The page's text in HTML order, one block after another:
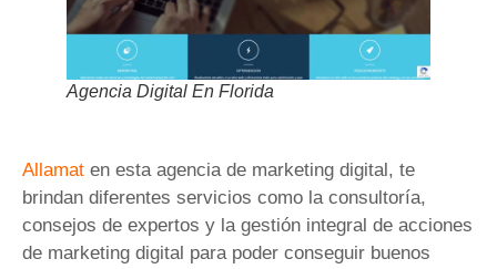
Agencia Digital En Florida
Allamat en esta agencia de marketing digital, te
brindan diferentes servicios como la consultoría,
consejos de expertos y la gestión integral de acciones
de marketing digital para poder conseguir buenos